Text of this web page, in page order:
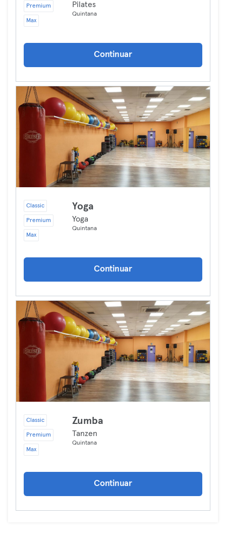
Premium
Max
Pilates
Quintana
Continuar
Classic
Premium
Max
Yoga
Yoga
Quintana
Continuar
Classic
Premium
Max
Zumba
Tanzen
Quintana
Continuar